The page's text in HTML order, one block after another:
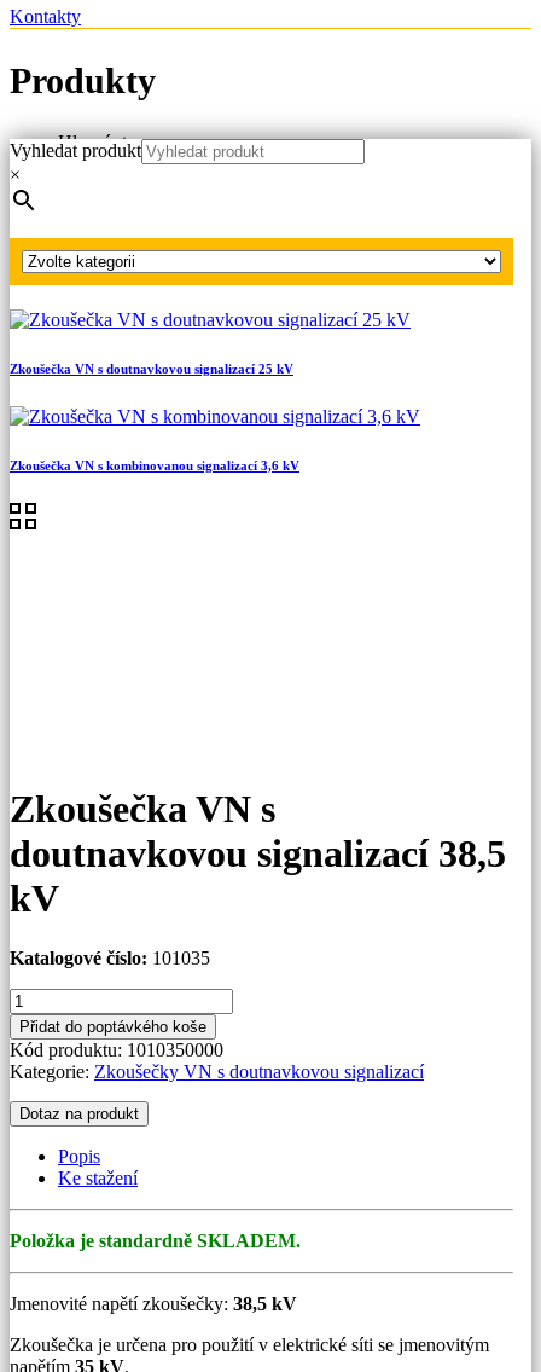
Kontakty
Produkty
Hlavní strana
Produkty
Vyhledat produkt
×
Zkoušečka VN s doutnavkovou signalizací 25 kV
Zkoušečka VN s kombinovanou signalizací 3,6 kV
Zkoušečka VN s
doutnavkovou signalizací 38,5
kV
Katalogové číslo: 101035
Zkoušečka
VN
s
doutnavkovou
signalizací
38,5
kV
množství
Přidat do poptávkého koše
Kód produktu: 1010350000
Kategorie: Zkoušečky VN s doutnavkovou signalizací
Dotaz na produkt
Popis
Ke stažení
Položka je standardně SKLADEM.
Jmenovité napětí zkoušečky: 38,5 kV
Zkoušečka je určena pro použití v elektrické síti se jmenovitým
napětím 35 kV.